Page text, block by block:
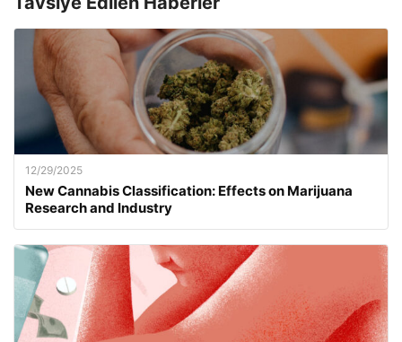
12/29/2025
New Cannabis Classification: Effects on Marijuana
Research and Industry